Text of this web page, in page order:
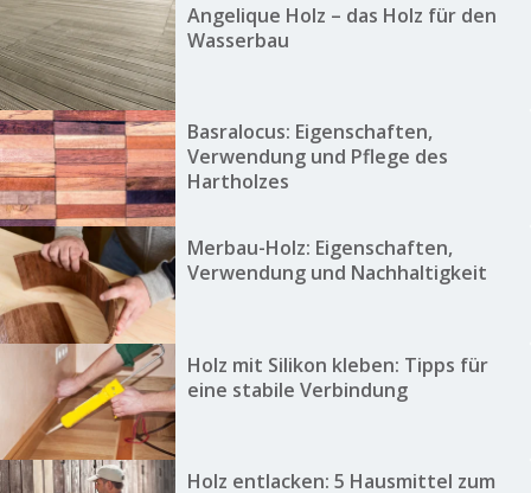
Angelique Holz – das Holz für den
Wasserbau
Basralocus: Eigenschaften,
Verwendung und Pflege des
Hartholzes
Merbau-Holz: Eigenschaften,
Verwendung und Nachhaltigkeit
Holz mit Silikon kleben: Tipps für
eine stabile Verbindung
Holz entlacken: 5 Hausmittel zum